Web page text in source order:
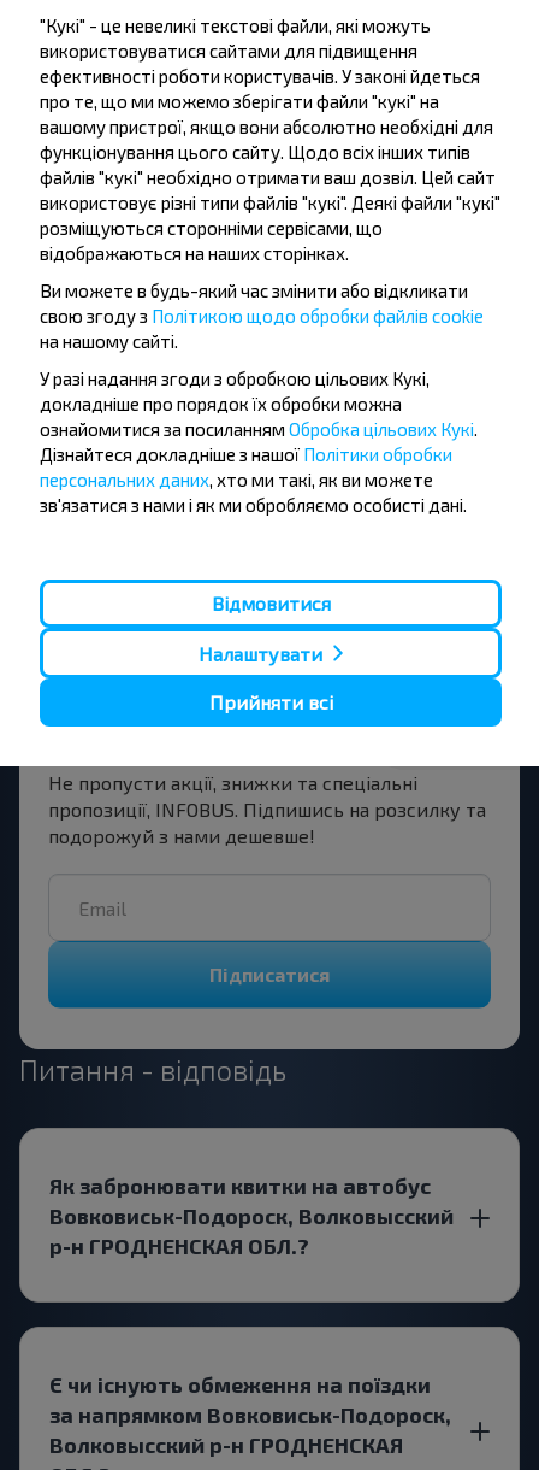
Вовковиськ
Вовковиськ
Гродна
Купити
Вовковиськ
Черни, Брестский р-н БРЕСТСКАЯ ОБЛ.
Купити
Вовковиськ
Брно
Вовковиськ
Новая Рожанка
Купити
подорожувати
дешевше?
Не пропусти акції, знижки та спеціальні
пропозиції, INFOBUS. Підпишись на розсилку та
подорожуй з нами дешевше!
Підписатися
Питання - відповідь
Як забронювати квитки на автобус
Вовковиськ-Подороск, Волковысский
р-н ГРОДНЕНСКАЯ ОБЛ.?
Є чи існують обмеження на поїздки
за напрямком Вовковиськ-Подороск,
Волковысский р-н ГРОДНЕНСКАЯ
"Кукі" - це невеликі текстові файли, які можуть
використовуватися сайтами для підвищення
ефективності роботи користувачів. У законі йдеться
про те, що ми можемо зберігати файли "кукі" на
вашому пристрої, якщо вони абсолютно необхідні для
функціонування цього сайту. Щодо всіх інших типів
файлів "кукі" необхідно отримати ваш дозвіл. Цей сайт
використовує різні типи файлів "кукі". Деякі файли "кукі"
розміщуються сторонніми сервісами, що
відображаються на наших сторінках.
Ви можете в будь-який час змінити або відкликати
свою згоду з Політикою щодо обробки файлів cookie
на нашому сайті.
У разі надання згоди з обробкою цільових Кукі,
докладніше про порядок їх обробки можна
ознайомитися за посиланням Обробка цільових Кукі
Дізнайтеся докладніше з нашої Політики обробки
персональних даних , хто ми такі, як ви можете
зв'язатися з нами і як ми обробляємо особисті дані.
Відмовитися
Налаштувати
Прийняти всі